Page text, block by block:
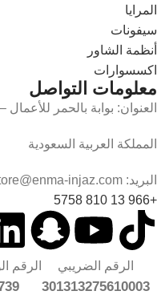
المرايا
سيفونات
أنظمة الشاور
اكسسوارات
معلومات التواصل
العنوان: بوابة بالحمر للأعمال
المملكة العربية السعودية
البريد: e-store@enma-injaz.com
+966 13 810 5758
الرقم الضريبي
301313275610003
الرقم